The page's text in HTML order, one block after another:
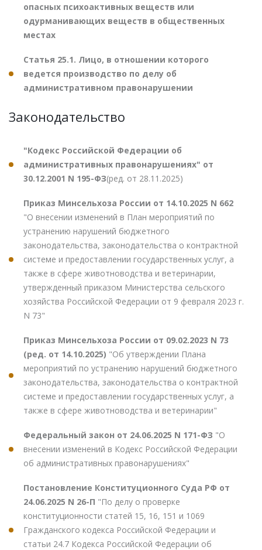
опасных психоактивных веществ или
одурманивающих веществ в общественных
местах
Статья 25.1. Лицо, в отношении которого
ведется производство по делу об
административном правонарушении
Законодательство
"Кодекс Российской Федерации об
административных правонарушениях" от
30.12.2001 N 195-ФЗ(ред. от 28.11.2025)
Приказ Минсельхоза России от 14.10.2025 N 662
"О внесении изменений в План мероприятий по
устранению нарушений бюджетного
законодательства, законодательства о контрактной
системе и предоставлении государственных услуг, а
также в сфере животноводства и ветеринарии,
утвержденный приказом Министерства сельского
хозяйства Российской Федерации от 9 февраля 2023 г.
N 73"
Приказ Минсельхоза России от 09.02.2023 N 73
(ред. от 14.10.2025) "Об утверждении Плана
мероприятий по устранению нарушений бюджетного
законодательства, законодательства о контрактной
системе и предоставлении государственных услуг, а
также в сфере животноводства и ветеринарии"
Федеральный закон от 24.06.2025 N 171-ФЗ "О
внесении изменений в Кодекс Российской Федерации
об административных правонарушениях"
Постановление Конституционного Суда РФ от
24.06.2025 N 26-П "По делу о проверке
конституционности статей 15, 16, 151 и 1069
Гражданского кодекса Российской Федерации и
статьи 24.7 Кодекса Российской Федерации об